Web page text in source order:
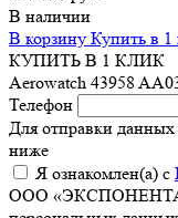
В наличии
В корзину Купить в 1
КУПИТЬ В 1 КЛИК
Aerowatch 43958
Телефон
Для отправки данных
ниже
Я ознакомлен(а) с
ООО «ЭКСПОНЕНТА»